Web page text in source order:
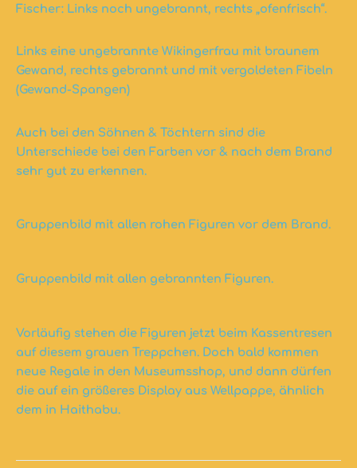
Fischer: Links noch ungebrannt, rechts „ofenfrisch“.
Links eine ungebrannte Wikingerfrau mit braunem
Gewand, rechts gebrannt und mit vergoldeten Fibeln
(Gewand-Spangen)
Auch bei den Söhnen & Töchtern sind die
Unterschiede bei den Farben vor & nach dem Brand
sehr gut zu erkennen.
Gruppenbild mit allen rohen Figuren vor dem Brand.
Gruppenbild mit allen gebrannten Figuren.
Vorläufig stehen die Figuren jetzt beim Kassentresen
auf diesem grauen Treppchen. Doch bald kommen
neue Regale in den Museumsshop, und dann dürfen
die auf ein größeres Display aus Wellpappe, ähnlich
dem in Haithabu.